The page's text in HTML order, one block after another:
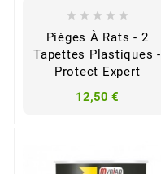
    
Pièges À Rats - 2
Tapettes Plastiques -
Protect Expert
12,50 €